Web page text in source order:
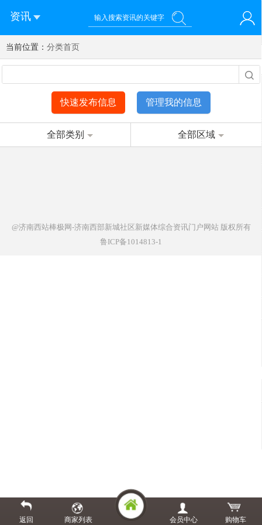
资讯
您好！欢迎来到济南西站棒极网-济南西部新城社区新媒体综
合资讯门户网站
登录 注册 微信快速登录
当前位置： 分类首页
快速发布信息 管理我的信息
全部类别 全部区域
@济南西站棒极网-济南西部新城社区新媒体综合资讯门户网站版权所有
鲁ICP备1014813-1
返回 商家列表 会员中心 购物车